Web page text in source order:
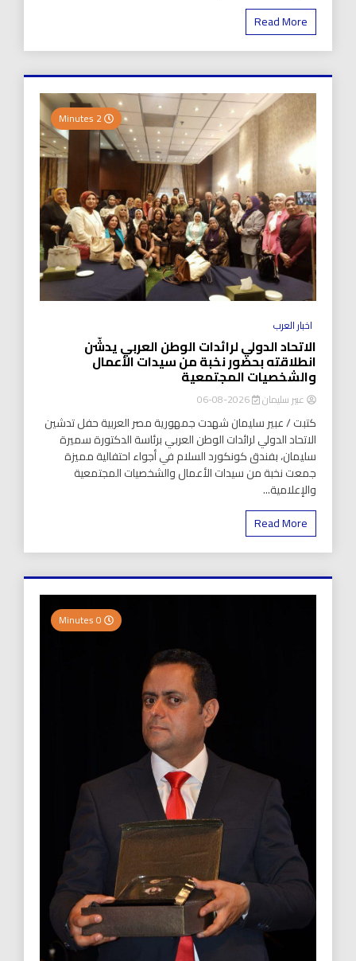
Read More
اخبار العرب
الاتحاد الدولي لرائدات الوطن العربي يدشّن
انطلاقته بحضور نخبة من سيدات الأعمال
والشخصيات المجتمعية
عبير سليمان 2026-08-06
كتبت / عبير سليمان شهدت جمهورية مصر العربية حفل تدشين
الاتحاد الدولي لرائدات الوطن العربي برئاسة الدكتورة سميرة
سليمان، بفندق كونكورد السلام في أجواء احتفالية مميزة
جمعت نخبة من سيدات الأعمال والشخصيات المجتمعية
والإعلامية...
Read More